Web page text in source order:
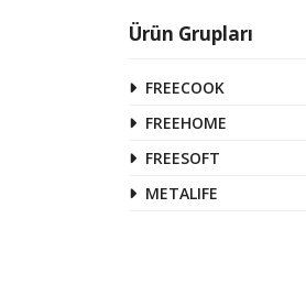
Ürün Grupları
FREECOOK
FREEHOME
FREESOFT
METALIFE